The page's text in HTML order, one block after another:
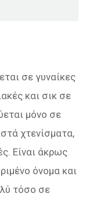
σε γυναίκες
και σικ σε
μόνο σε
χτενίσματα,
Είναι άκρως
όνομα και
τόσο σε